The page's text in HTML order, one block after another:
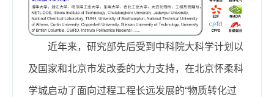
近年来， 研究部先后受到中科院大科学计划以
及国家和北京市发改委的大力支持，在北京怀柔科
学城启动了面向过程工程长远发展的“物质转化过